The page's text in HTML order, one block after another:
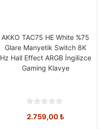
AKKO TAC75 HE White %75
Glare Manyetik Switch 8K
Hz Hall Effect ARGB İngilizce
Gaming Klavye
o
2.759,00₺